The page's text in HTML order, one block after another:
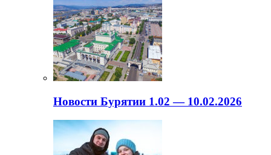
Новости Бурятии 1.02 — 10.02.2026